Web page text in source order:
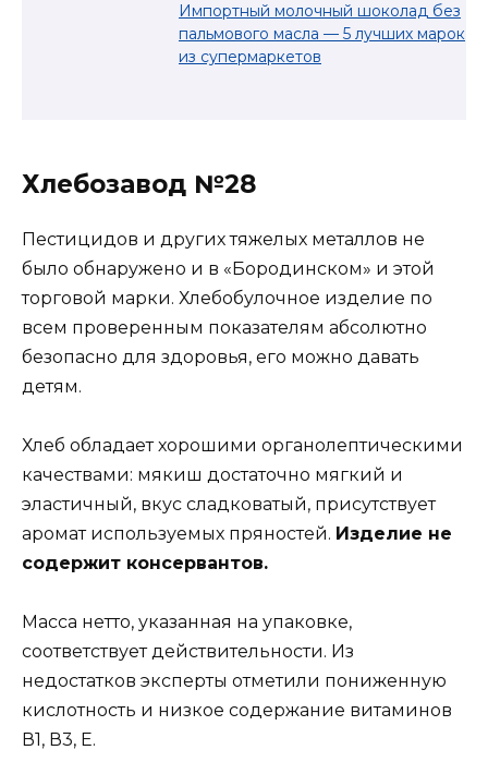
Импортный молочный шоколад без
пальмового масла — 5 лучших марок
из супермаркетов
Хлебозавод №28
Пестицидов и других тяжелых металлов не
было обнаружено и в «Бородинском» и этой
торговой марки. Хлебобулочное изделие по
всем проверенным показателям абсолютно
безопасно для здоровья, его можно давать
детям.
Хлеб обладает хорошими органолептическими
качествами: мякиш достаточно мягкий и
эластичный, вкус сладковатый, присутствует
аромат используемых пряностей. Изделие не
содержит консервантов.
Масса нетто, указанная на упаковке,
соответствует действительности. Из
недостатков эксперты отметили пониженную
кислотность и низкое содержание витаминов
В1, В3, Е.